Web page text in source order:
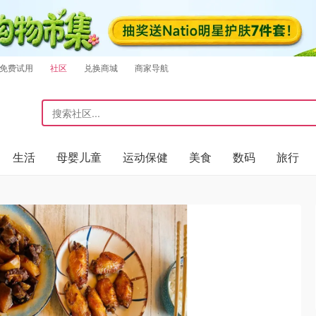
免费试用 社区 兑换商城 商家导航
生活 母婴儿童 运动保健 美食 数码 旅行